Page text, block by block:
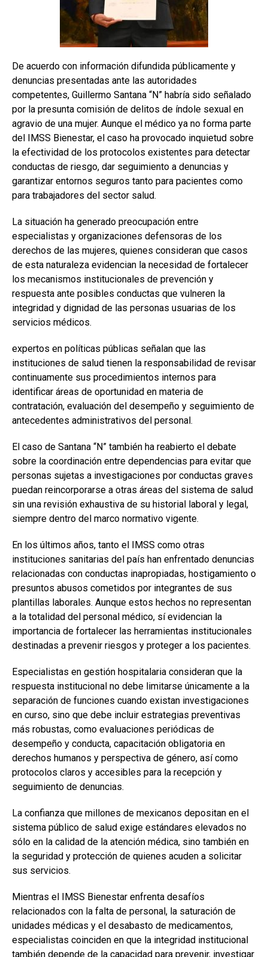
De acuerdo con información difundida públicamente y
denuncias presentadas ante las autoridades
competentes, Guillermo Santana “N” habría sido señalado
por la presunta comisión de delitos de índole sexual en
agravio de una mujer. Aunque el médico ya no forma parte
del IMSS Bienestar, el caso ha provocado inquietud sobre
la efectividad de los protocolos existentes para detectar
conductas de riesgo, dar seguimiento a denuncias y
garantizar entornos seguros tanto para pacientes como
para trabajadores del sector salud.
La situación ha generado preocupación entre
especialistas y organizaciones defensoras de los
derechos de las mujeres, quienes consideran que casos
de esta naturaleza evidencian la necesidad de fortalecer
los mecanismos institucionales de prevención y
respuesta ante posibles conductas que vulneren la
integridad y dignidad de las personas usuarias de los
servicios médicos.
expertos en políticas públicas señalan que las
instituciones de salud tienen la responsabilidad de revisar
continuamente sus procedimientos internos para
identificar áreas de oportunidad en materia de
contratación, evaluación del desempeño y seguimiento de
antecedentes administrativos del personal.
El caso de Santana “N” también ha reabierto el debate
sobre la coordinación entre dependencias para evitar que
personas sujetas a investigaciones por conductas graves
puedan reincorporarse a otras áreas del sistema de salud
sin una revisión exhaustiva de su historial laboral y legal,
siempre dentro del marco normativo vigente.
En los últimos años, tanto el IMSS como otras
instituciones sanitarias del país han enfrentado denuncias
relacionadas con conductas inapropiadas, hostigamiento o
presuntos abusos cometidos por integrantes de sus
plantillas laborales. Aunque estos hechos no representan
a la totalidad del personal médico, sí evidencian la
importancia de fortalecer las herramientas institucionales
destinadas a prevenir riesgos y proteger a los pacientes.
Especialistas en gestión hospitalaria consideran que la
respuesta institucional no debe limitarse únicamente a la
separación de funciones cuando existan investigaciones
en curso, sino que debe incluir estrategias preventivas
más robustas, como evaluaciones periódicas de
desempeño y conducta, capacitación obligatoria en
derechos humanos y perspectiva de género, así como
protocolos claros y accesibles para la recepción y
seguimiento de denuncias.
La confianza que millones de mexicanos depositan en el
sistema público de salud exige estándares elevados no
sólo en la calidad de la atención médica, sino también en
la seguridad y protección de quienes acuden a solicitar
sus servicios.
Mientras el IMSS Bienestar enfrenta desafíos
relacionados con la falta de personal, la saturación de
unidades médicas y el desabasto de medicamentos,
especialistas coinciden en que la integridad institucional
también depende de la capacidad para prevenir, investigar